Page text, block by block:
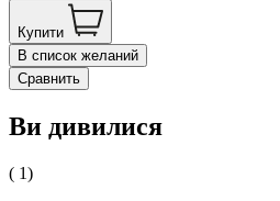
Купити
В список желаний
Сравнить
Ви дивилися
( 1)